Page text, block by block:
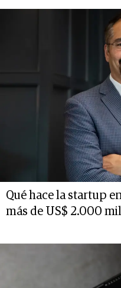
Qué hace la startup
más de US$ 2.000